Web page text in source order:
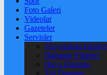
Foto Galeri
Videolar
Gazeteler
Servisler
Vizyondaki Filmler
Haftanin Filmleri
Hava Durumu
Yol Durumu